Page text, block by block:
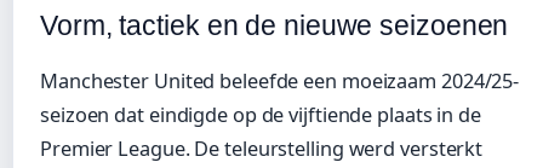
Vorm, tactiek en de nieuwe seizoenen
Manchester United beleefde een moeizaam 2024/25-
seizoen dat eindigde op de vijftiende plaats in de
Premier League. De teleurstelling werd versterkt